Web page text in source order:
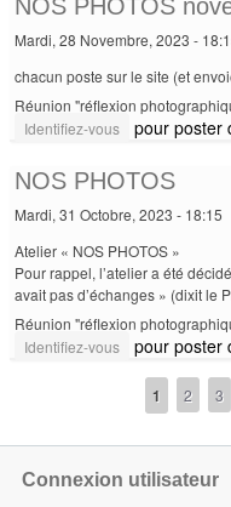
NOS PHOTOS
Mardi, 28 Novembre, 2023 -
chacun poste sur le site (et
Réunion "réflexion
Identifiez-vous pour poster
NOS PHOTOS
Mardi, 31 Octobre, 2023 - 18:15
Atelier « NOS PHOTOS »
Pour rappel, l’atelier a été
avait pas d’échanges » (dixit le
Réunion "réflexion
Identifiez-vous pour poster
1 2 3
Connexion utilisateur